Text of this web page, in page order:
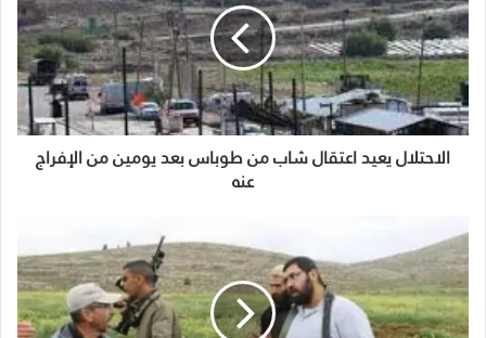
الاحتلال يعيد اعتقال شاب من طوباس بعد يومين من الإفراج
عنه